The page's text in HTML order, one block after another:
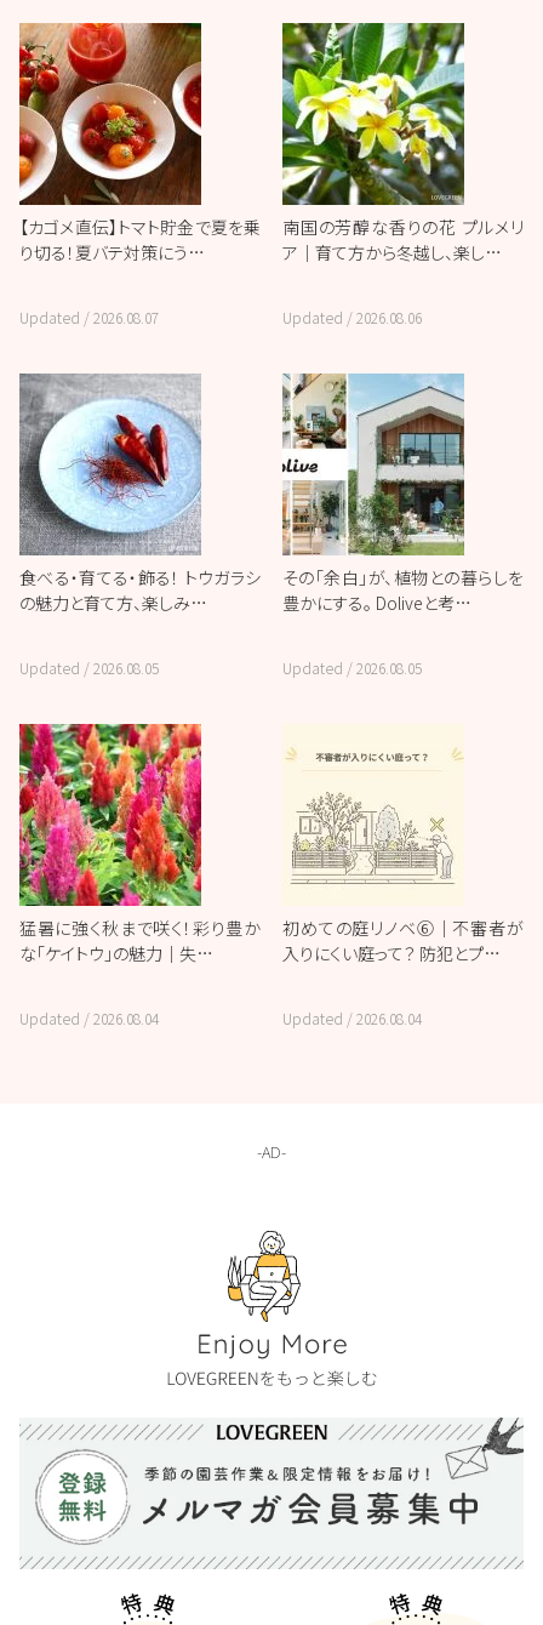
【カゴメ直伝】トマト貯金で夏を乗
り切る！夏バテ対策にう…
Updated /2026.08.07
南国の芳醇な香りの花 プルメリ
ア｜育て方から冬越し、楽し…
Updated /2026.08.06
食べる・育てる・飾る！ トウガラシ
の魅力と育て方、楽しみ…
Updated /2026.08.05
その「余白」が、植物との暮らしを
豊かにする。 Doliveと考…
Updated /2026.08.05
猛暑に強く秋まで咲く！彩り豊か
な「ケイトウ」の魅力｜失…
Updated /2026.08.04
初めての庭リノベ⑥｜不審者が
入りにくい庭って？ 防犯とプ…
Updated /2026.08.04